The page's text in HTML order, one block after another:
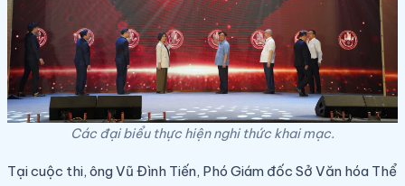
Các đại biểu thực hiện nghi thức khai mạc.
Tại cuộc thi, ông Vũ Đình Tiến, Phó Giám đốc Sở Văn hóa Thể